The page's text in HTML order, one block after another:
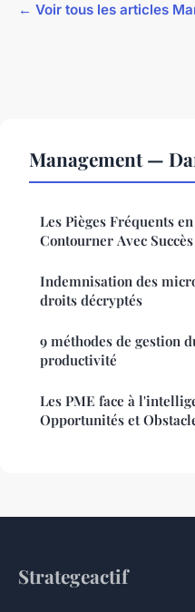
← Voir tous les articles
Management —
Les Pièges Fréquents
Contourner Avec Succès
Indemnisation des
droits décryptés
9 méthodes de gestion
productivité
Les PME face à
Opportunités et
Strategeactif